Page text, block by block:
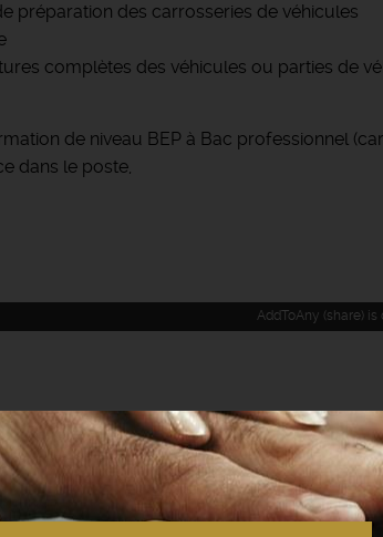
préparation des carrosseries de véhicules
complètes des véhicules ou parties de
de niveau BEP à Bac professionnel
dans le poste,
AddToAny (share) is